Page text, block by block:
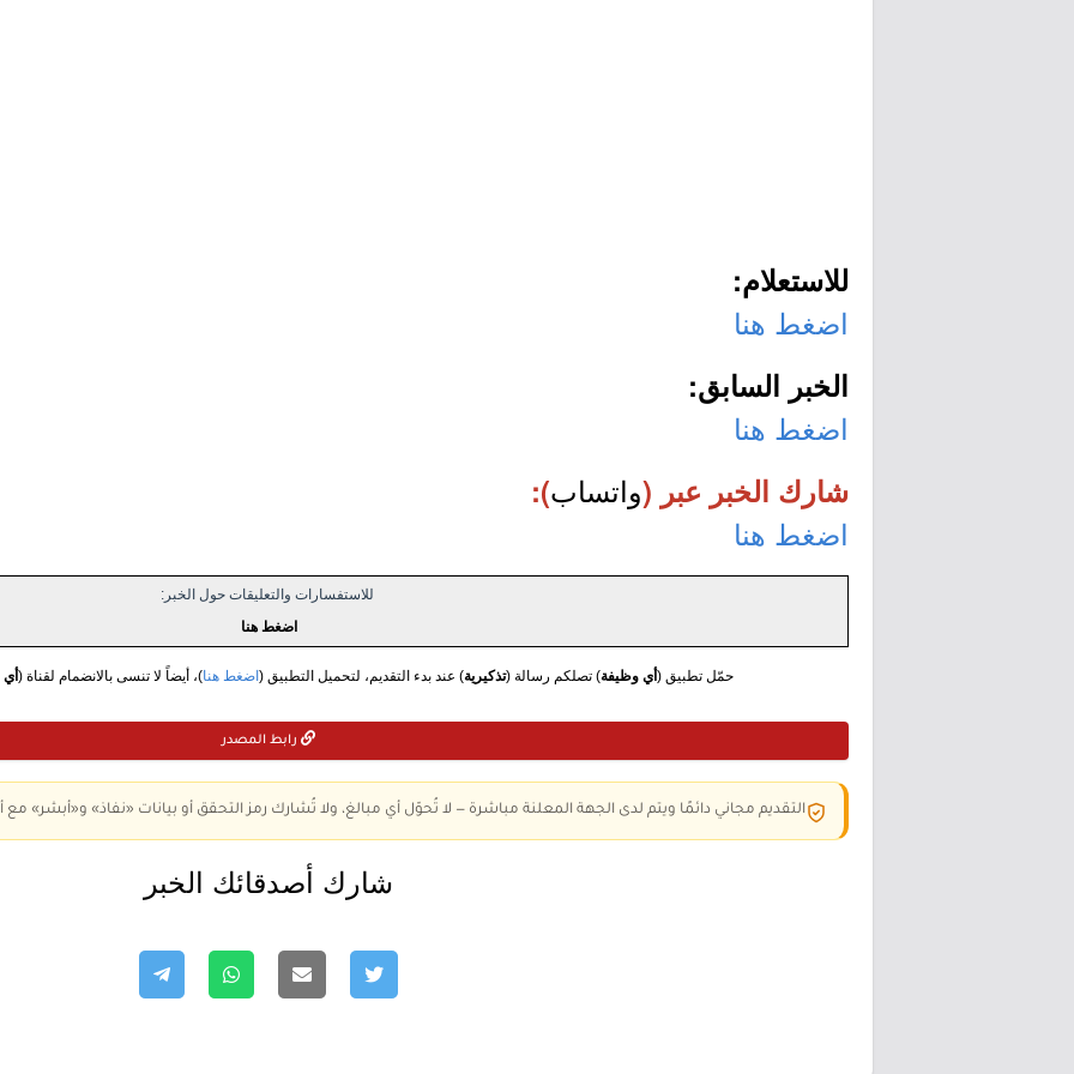
للاستعلام:
اضغط هنا
الخبر السابق:
اضغط هنا
شارك الخبر عبر (واتساب):
اضغط هنا
للاستفسارات والتعليقات حول الخبر:
اضغط هنا
حمّل تطبيق ( أي وظيفة) تصلكم رسالة (تذكيرية) عند بدء التقديم، لتحميل التطبيق ( اضغط هنا)، أيضاً لا تنسى بالانضمام لقناة (
رابط المصدر
التقديم مجاني دائمًا ويتم لدى الجهة المعلنة مباشرة — لا تُحوّل أي مبالغ، ولا تُشارك رمز التحقق أو بيانات «نفاذ» و«أبشر» مع
شارك أصدقائك الخبر